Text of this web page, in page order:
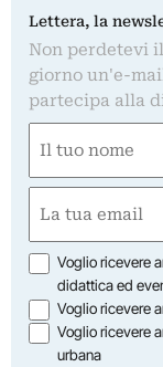
Lettera, la
Non perdetevi
giorno un'e-
partecipa alla
(Obbligatorio)
(Obbligatorio)
Opzioni
Voglio ricevere
didattica ed
Voglio ricevere
Voglio ricevere
urbana